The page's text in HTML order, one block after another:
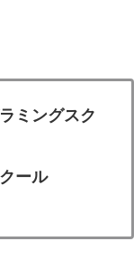
ミングスク
ール